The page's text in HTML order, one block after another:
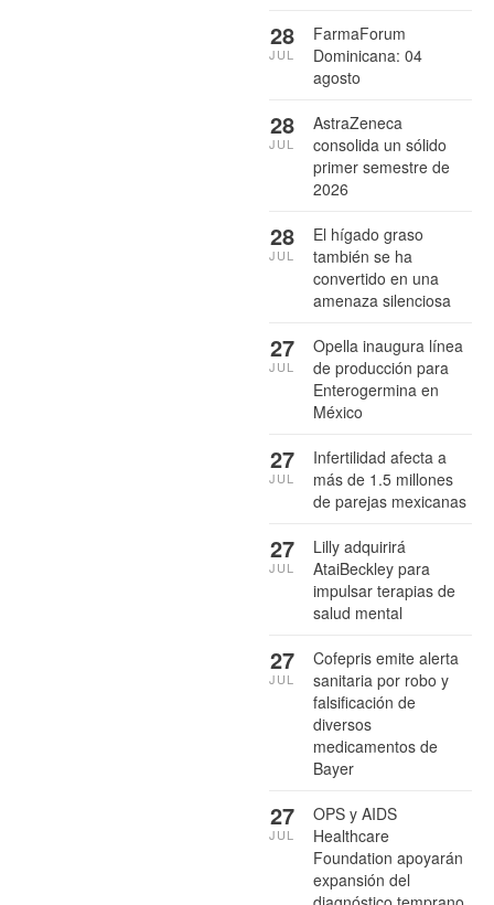
FarmaForum
Dominicana: 04
agosto
28
JUL
AstraZeneca
consolida un sólido
primer semestre de
2026
28
JUL
El hígado graso
también se ha
convertido en una
amenaza silenciosa
28
JUL
Opella inaugura línea
de producción para
Enterogermina en
México
27
JUL
Infertilidad afecta a
más de 1.5 millones
de parejas mexicanas
27
JUL
Lilly adquirirá
AtaiBeckley para
impulsar terapias de
salud mental
27
JUL
Cofepris emite alerta
sanitaria por robo y
falsificación de
diversos
medicamentos de
Bayer
27
JUL
OPS y AIDS
Healthcare
Foundation apoyarán
expansión del
27
JUL